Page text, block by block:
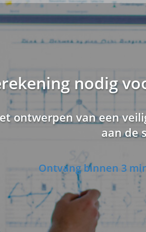
nodig
ontwerpen van een
aan de
Ontvang binnen 3